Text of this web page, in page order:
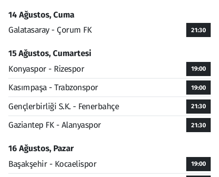
14 Ağustos, Cuma
Galatasaray - Çorum FK
21:30
15 Ağustos, Cumartesi
Konyaspor - Rizespor
19:00
Kasımpaşa - Trabzonspor 19:00
Gençlerbirliği S.K. - Fenerbahçe 21:30
Gaziantep FK - Alanyaspor 21:30
16 Ağustos, Pazar
Başakşehir - Kocaelispor
19:00